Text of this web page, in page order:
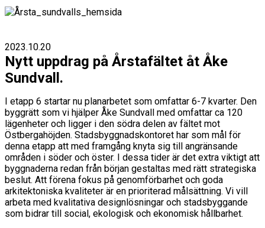
2023.10.20
Nytt uppdrag på Årstafältet åt Åke
Sundvall.
I etapp 6 startar nu planarbetet som omfattar 6-7 kvarter. Den
byggrätt som vi hjälper Åke Sundvall med omfattar ca 120
lägenheter och ligger i den södra delen av fältet mot
Östbergahöjden. Stadsbyggnadskontoret har som mål för
denna etapp att med framgång knyta sig till angränsande
områden i söder och öster. I dessa tider är det extra viktigt att
byggnaderna redan från början gestaltas med rätt strategiska
beslut. Att förena fokus på genomförbarhet och goda
arkitektoniska kvaliteter är en prioriterad målsättning. Vi vill
arbeta med kvalitativa designlösningar och stadsbyggande
som bidrar till social, ekologisk och ekonomisk hållbarhet.